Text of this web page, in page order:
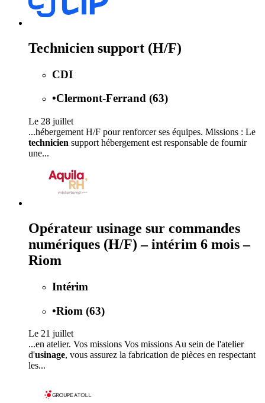
Technicien support (H/F)
CDI
•Clermont-Ferrand (63)
Le 28 juillet
...hébergement H/F pour renforcer ses équipes. Missions : Le
technicien support hébergement est responsable de fournir
une...
Opérateur usinage sur commandes
numériques (H/F) – intérim 6 mois –
Riom
Intérim
•Riom (63)
Le 21 juillet
...en atelier. Vos missions Vos missions Au sein de l'atelier
d'usinage, vous assurez la fabrication de pièces en respectant
les...